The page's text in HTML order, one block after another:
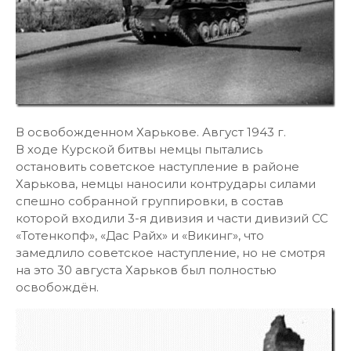
В освобожденном Харькове. Август 1943 г.
В ходе Курской битвы немцы пытались
остановить советское наступление в районе
Харькова, немцы наносили контрудары силами
спешно собранной группировки, в состав
которой входили 3-я дивизия и части дивизий СС
«Тотенкопф», «Дас Райх» и «Викинг», что
замедлило советское наступление, но не смотря
на это 30 августа Харьков был полностью
освобождён.